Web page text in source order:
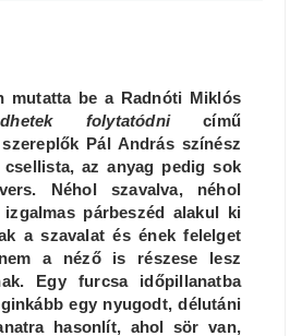
mutatta be a Radnóti Miklós
folytatódnicímű
Pál András színész
csellista, az anyag pedig sok
Néhol szavalva, néhol
párbeszéd alakul ki
a szavalat és ének felelget
a néző is részese lesz
Egy furcsa időpillanatba
egy nyugodt, délutáni
hasonlít, ahol sör van,